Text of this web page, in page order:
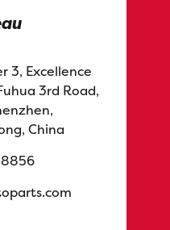
3, Excellence
3rd Road,
China